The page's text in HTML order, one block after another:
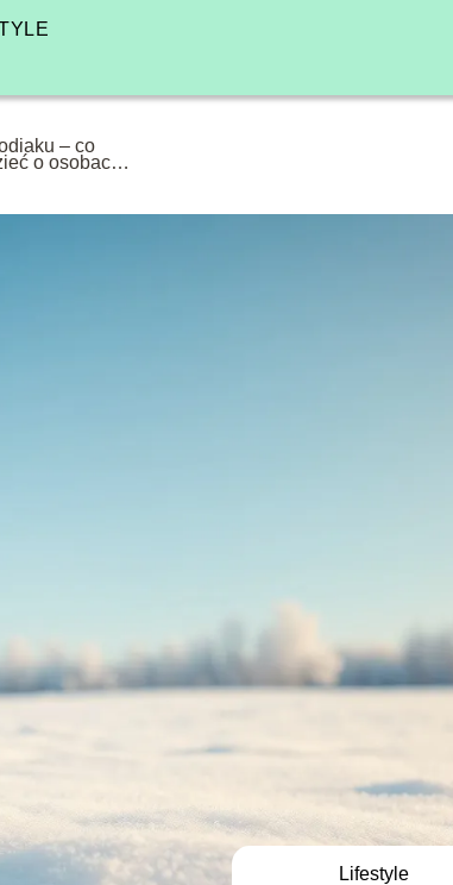
– co
o osobach
Lifestyle